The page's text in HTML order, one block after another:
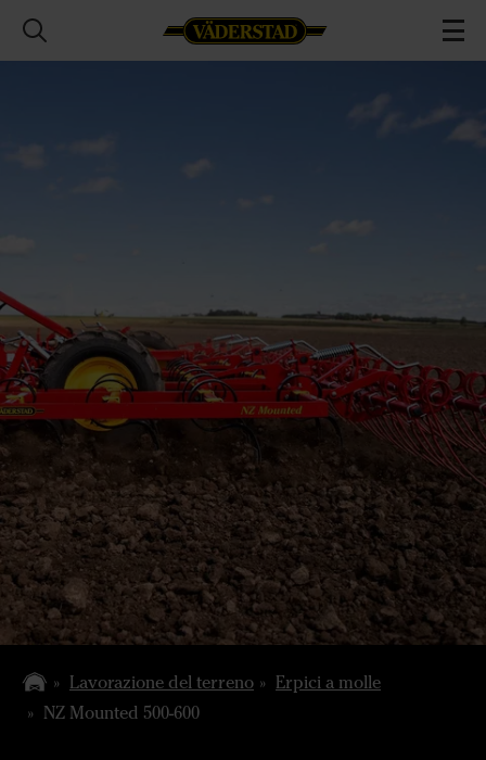
Lavorazione del terreno
Erpici a molle
NZ Mounted 500-600